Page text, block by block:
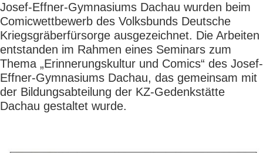
Josef-Effner-Gymnasiums Dachau wurden beim
Comicwettbewerb des Volksbunds Deutsche
Kriegsgräberfürsorge ausgezeichnet. Die Arbeiten
entstanden im Rahmen eines Seminars zum
Thema „Erinnerungskultur und Comics“ des Josef-
Effner-Gymnasiums Dachau, das gemeinsam mit
der Bildungsabteilung der KZ-Gedenkstätte
Dachau gestaltet wurde.